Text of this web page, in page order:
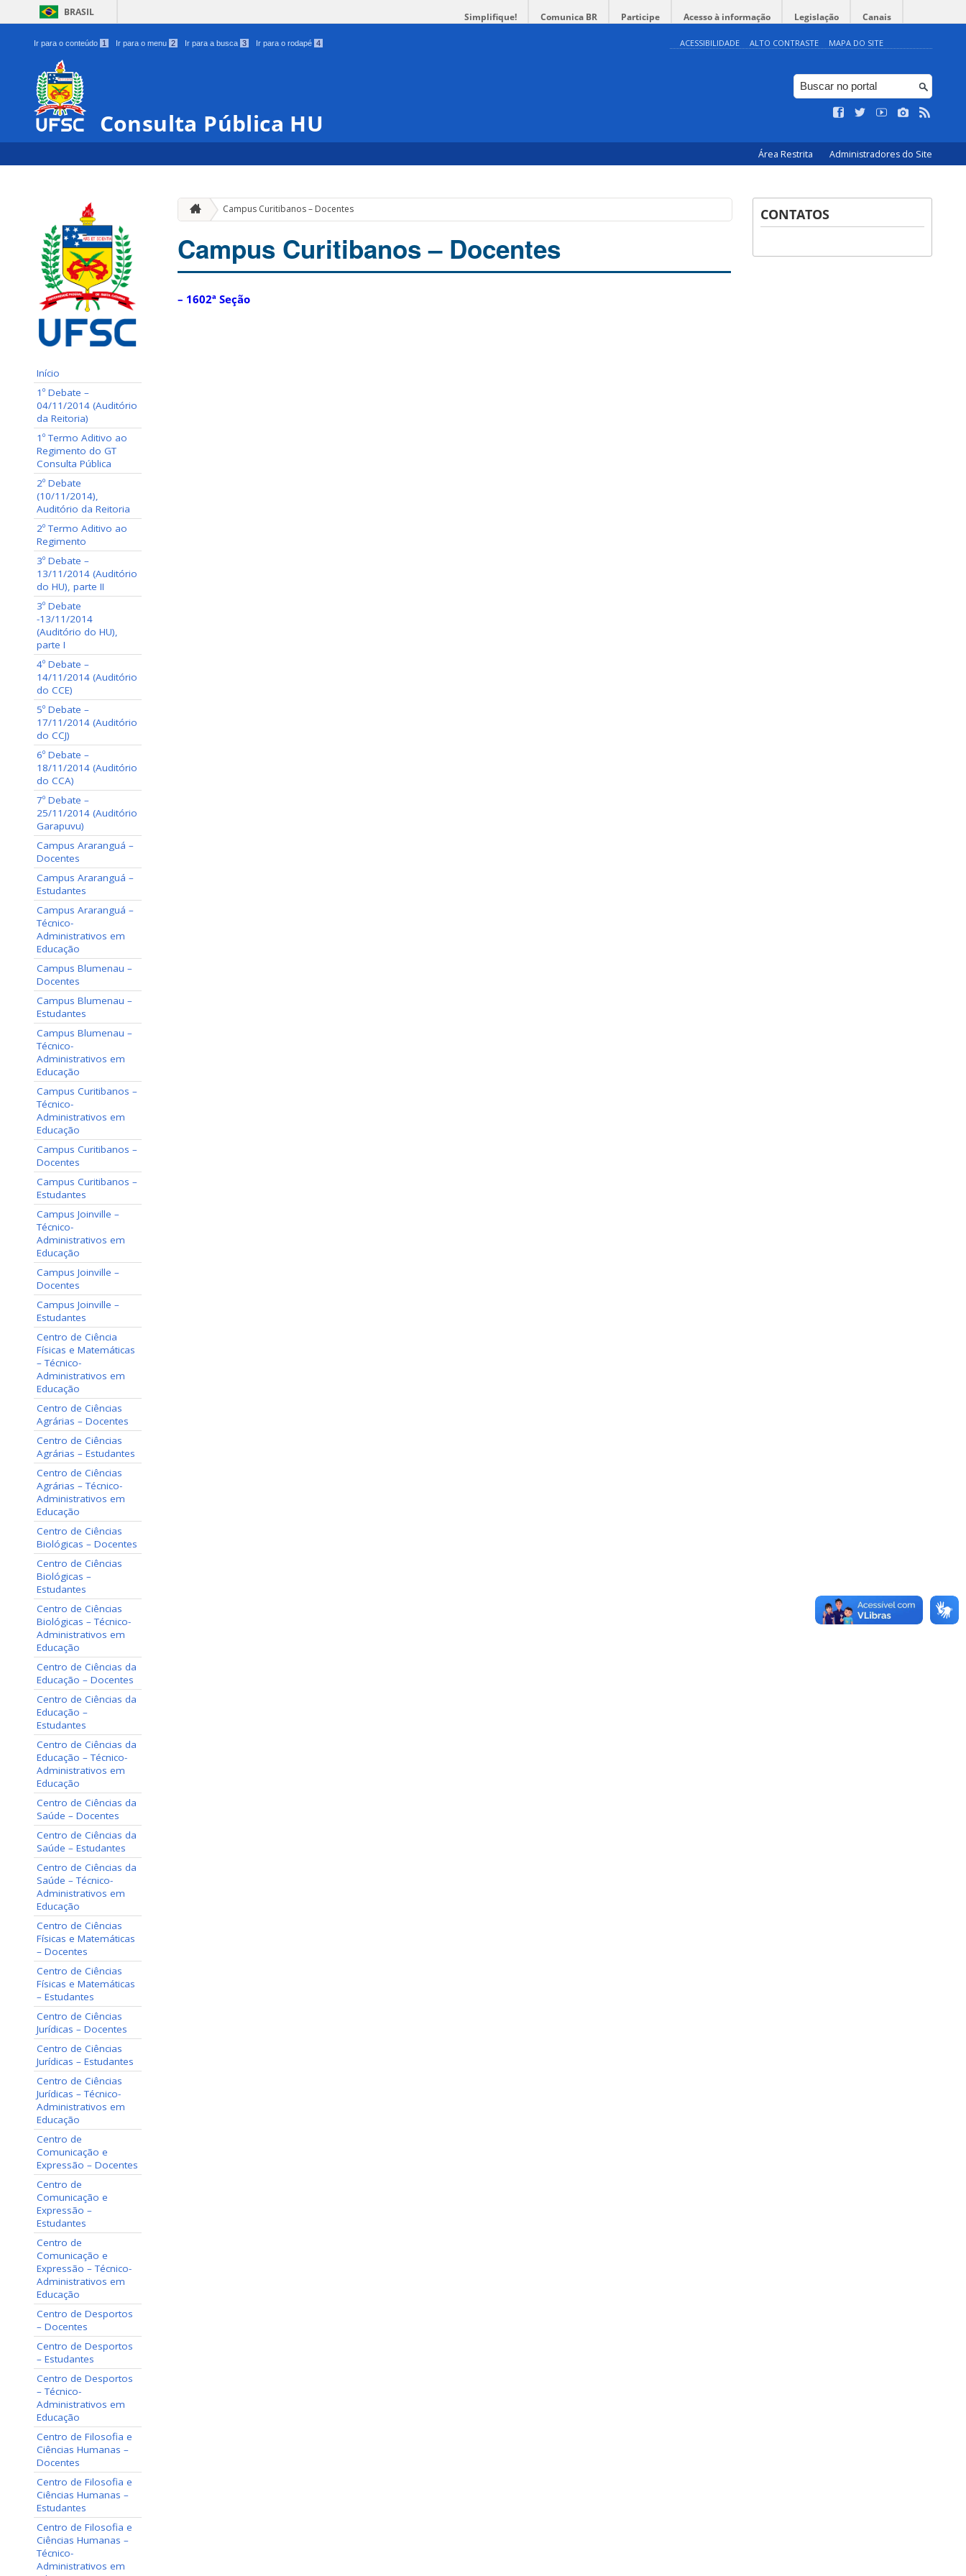
BRASIL Simplifique! Comunica BR Participe Acesso à informação Legislação Canais
Ir para o conteúdo 1 Ir para o menu 2 Ir para a busca 3 Ir para o rodapé 4 ACESSIBILIDADE ALTO CONTRASTE MAPA DO SITE
Consulta Pública HU
Área Restrita Administradores do Site
Início
1º Debate –
04/11/2014 (Auditório
da Reitoria)
1º Termo Aditivo ao
Regimento do GT
Consulta Pública
2º Debate
(10/11/2014),
Auditório da Reitoria
2º Termo Aditivo ao
Regimento
3º Debate –
13/11/2014 (Auditório
do HU), parte II
3º Debate
-13/11/2014
(Auditório do HU),
parte I
4º Debate –
14/11/2014 (Auditório
do CCE)
5º Debate –
17/11/2014 (Auditório
do CCJ)
6º Debate –
18/11/2014 (Auditório
do CCA)
7º Debate –
25/11/2014 (Auditório
Garapuvu)
Campus Araranguá –
Docentes
Campus Araranguá –
Estudantes
Campus Araranguá –
Técnico-
Administrativos em
Educação
Campus Blumenau –
Docentes
Campus Blumenau –
Estudantes
Campus Blumenau –
Técnico-
Administrativos em
Educação
Campus Curitibanos –
Técnico-
Administrativos em
Educação
Campus Curitibanos –
Docentes
Campus Curitibanos –
Estudantes
Campus Joinville –
Técnico-
Administrativos em
Educação
Campus Joinville –
Docentes
Campus Joinville –
Estudantes
Centro de Ciência
Físicas e Matemáticas
– Técnico-
Administrativos em
Educação
Centro de Ciências
Agrárias – Docentes
Centro de Ciências
Agrárias – Estudantes
Centro de Ciências
Agrárias – Técnico-
Administrativos em
Educação
Centro de Ciências
Biológicas – Docentes
Centro de Ciências
Biológicas –
Estudantes
Centro de Ciências
Biológicas – Técnico-
Administrativos em
Educação
Centro de Ciências da
Educação – Docentes
Centro de Ciências da
Educação –
Estudantes
Centro de Ciências da
Educação – Técnico-
Administrativos em
Educação
Centro de Ciências da
Saúde – Docentes
Centro de Ciências da
Saúde – Estudantes
Centro de Ciências da
Saúde – Técnico-
Administrativos em
Educação
Centro de Ciências
Físicas e Matemáticas
– Docentes
Centro de Ciências
Físicas e Matemáticas
– Estudantes
Centro de Ciências
Jurídicas – Docentes
Centro de Ciências
Jurídicas – Estudantes
Centro de Ciências
Jurídicas – Técnico-
Administrativos em
Educação
Centro de
Comunicação e
Expressão – Docentes
Centro de
Comunicação e
Expressão –
Estudantes
Centro de
Comunicação e
Expressão – Técnico-
Administrativos em
Educação
Centro de Desportos
– Docentes
Centro de Desportos
– Estudantes
Centro de Desportos
– Técnico-
Administrativos em
Educação
Centro de Filosofia e
Ciências Humanas –
Docentes
Centro de Filosofia e
Ciências Humanas –
Estudantes
Centro de Filosofia e
Ciências Humanas –
Técnico-
Administrativos em
Campus Curitibanos – Docentes
Campus Curitibanos – Docentes
– 1602ª Seção
CONTATOS